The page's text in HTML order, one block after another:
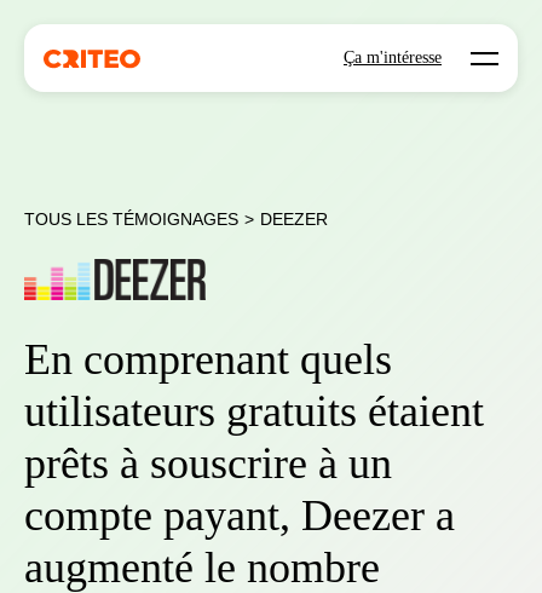
Ça m'intéresse Open
TOUS LES TÉMOIGNAGES > DEEZER
En comprenant quels
utilisateurs gratuits étaient
prêts à souscrire à un
compte payant, Deezer a
augmenté le nombre